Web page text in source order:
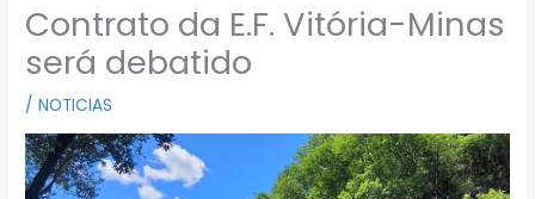
Contrato da E.F. Vitória-Minas
será debatido
/NOTICIAS